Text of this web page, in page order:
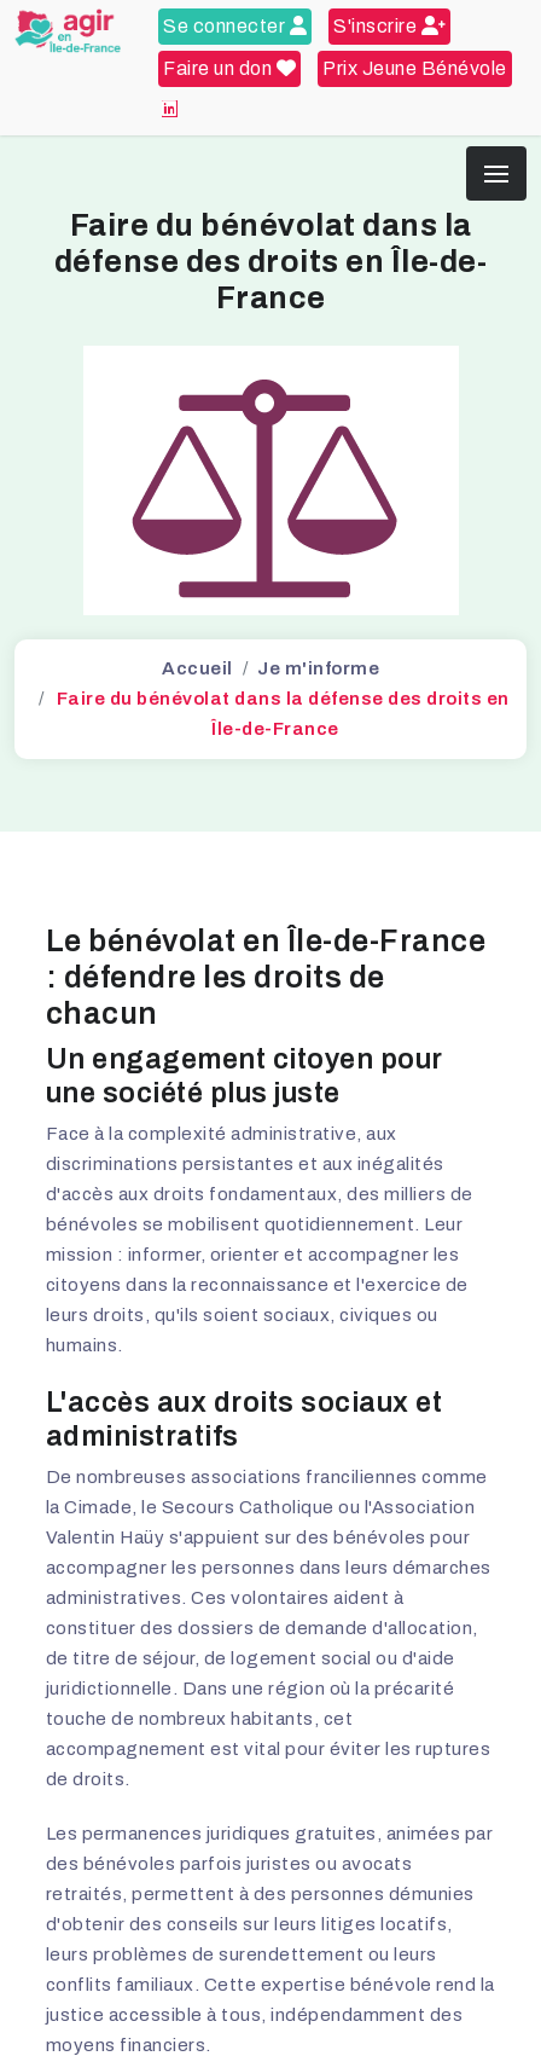
Se connecter S'inscrire
Faire un don Prix Jeune Bénévole
Faire du bénévolat dans la
défense des droits en Île-de-
France
Accueil
Je m'informe
Faire du bénévolat dans la défense des droits en
Île-de-France
Le bénévolat en Île-de-France
: défendre les droits de
chacun
Un engagement citoyen pour
une société plus juste
Face à la complexité administrative, aux
discriminations persistantes et aux inégalités
d'accès aux droits fondamentaux, des milliers de
bénévoles se mobilisent quotidiennement. Leur
mission : informer, orienter et accompagner les
citoyens dans la reconnaissance et l'exercice de
leurs droits, qu'ils soient sociaux, civiques ou
humains.
L'accès aux droits sociaux et
administratifs
De nombreuses associations franciliennes comme
la Cimade, le Secours Catholique ou l'Association
Valentin Haüy s'appuient sur des bénévoles pour
accompagner les personnes dans leurs démarches
administratives. Ces volontaires aident à
constituer des dossiers de demande d'allocation,
de titre de séjour, de logement social ou d'aide
juridictionnelle. Dans une région où la précarité
touche de nombreux habitants, cet
accompagnement est vital pour éviter les ruptures
de droits.
Les permanences juridiques gratuites, animées par
des bénévoles parfois juristes ou avocats
retraités, permettent à des personnes démunies
d'obtenir des conseils sur leurs litiges locatifs,
leurs problèmes de surendettement ou leurs
conflits familiaux. Cette expertise bénévole rend la
justice accessible à tous, indépendamment des
moyens financiers.